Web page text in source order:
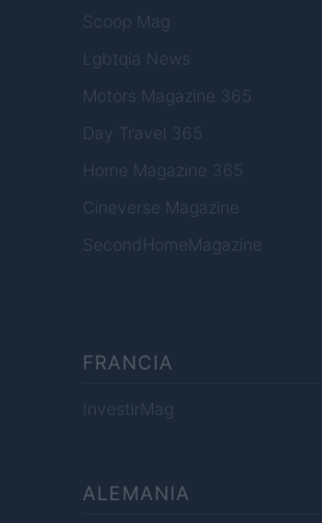
Scoop Mag
Lgbtqia News
Motors Magazine 365
Day Travel 365
Home Magazine 365
Cineverse Magazine
SecondHomeMagazine
FRANCIA
InvestirMag
ALEMANIA